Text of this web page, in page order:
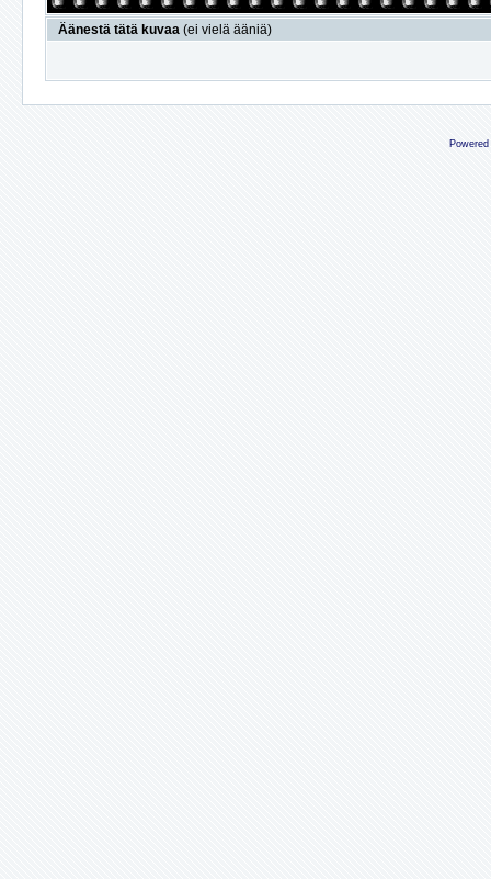
Äänestä tätä kuvaa (ei vielä ääniä)